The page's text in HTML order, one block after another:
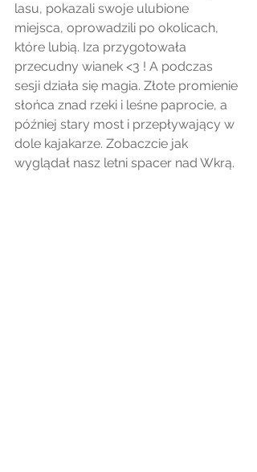
lasu, pokazali swoje ulubione
miejsca, oprowadzili po okolicach,
które lubią. Iza przygotowała
przecudny wianek <3 ! A podczas
sesji działa się magia. Złote promienie
słońca znad rzeki i leśne paprocie, a
później stary most i przepływający w
dole kajakarze. Zobaczcie jak
wyglądał nasz letni spacer nad Wkrą.